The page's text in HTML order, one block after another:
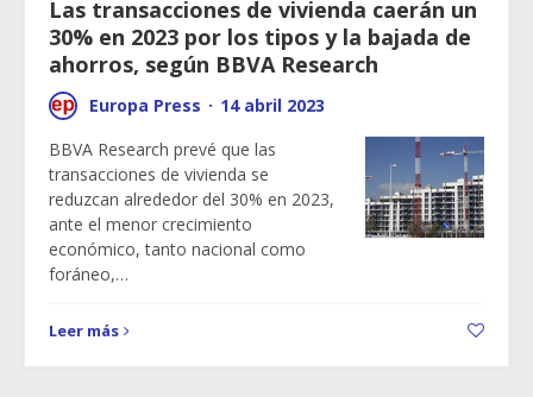
Las transacciones de vivienda caerán un
30% en 2023 por los tipos y la bajada de
ahorros, según BBVA Research
Europa Press · 14 abril 2023
BBVA Research prevé que las
transacciones de vivienda se
reduzcan alrededor del 30% en 2023,
ante el menor crecimiento
económico, tanto nacional como
foráneo,…
Leer más